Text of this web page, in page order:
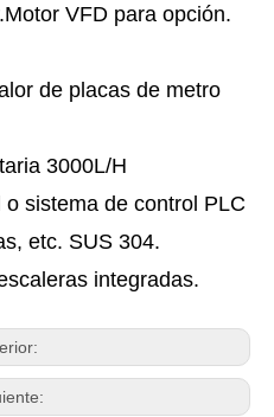
VFD para opción.
de placas de metro
3000L/H
sistema de control PLC
etc. SUS 304.
integradas.